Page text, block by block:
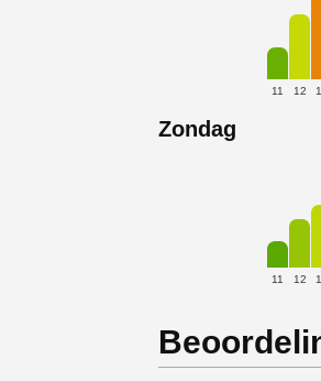
11 12
Zondag
11 12